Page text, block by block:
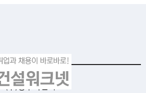
(주)형주이엔씨